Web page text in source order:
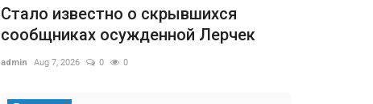
Стало известно о скрывшихся
сообщниках осужденной Лерчек
admin Aug 7, 2026 0 0